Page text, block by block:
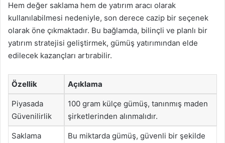
Hem değer saklama hem de yatırım aracı olarak
kullanılabilmesi nedeniyle, son derece cazip bir seçenek
olarak öne çıkmaktadır. Bu bağlamda, bilinçli ve planlı bir
yatırım stratejisi geliştirmek, gümüş yatırımından elde
edilecek kazançları artırabilir.
Özellik Açıklama
Piyasada
Güvenilirlik
100 gram külçe gümüş, tanınmış maden
şirketlerinden alınmalıdır.
Saklama
Bu miktarda gümüş, güvenli bir şekilde